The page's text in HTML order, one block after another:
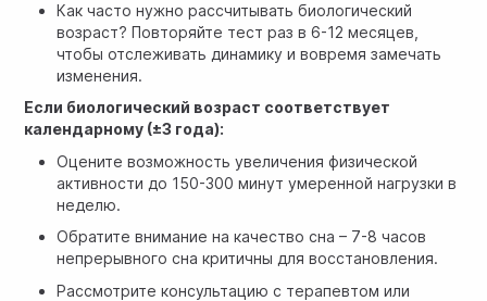
Как часто нужно рассчитывать биологический
возраст? Повторяйте тест раз в 6-12 месяцев,
чтобы отслеживать динамику и вовремя замечать
изменения.
Если биологический возраст соответствует
календарному (±3 года):
Оцените возможность увеличения физической
активности до 150-300 минут умеренной нагрузки в
неделю.
Обратите внимание на качество сна – 7-8 часов
непрерывного сна критичны для восстановления.
Рассмотрите консультацию с терапевтом или